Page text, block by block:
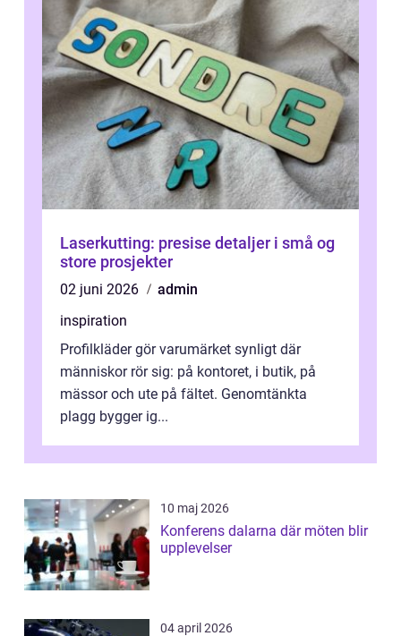
Laserkutting: presise detaljer i små og
store prosjekter
02 juni 2026
admin
inspiration
Profilkläder gör varumärket synligt där
människor rör sig: på kontoret, i butik, på
mässor och ute på fältet. Genomtänkta
plagg bygger ig...
10 maj 2026
Konferens dalarna där möten blir
upplevelser
04 april 2026